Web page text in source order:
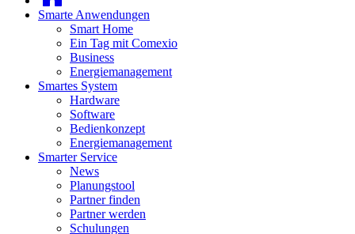
Smarte Anwendungen
Smart Home
Ein Tag mit Comexio
Business
Energiemanagement
Smartes System
Hardware
Software
Bedienkonzept
Energiemanagement
Smarter Service
News
Planungstool
Partner finden
Partner werden
Schulungen